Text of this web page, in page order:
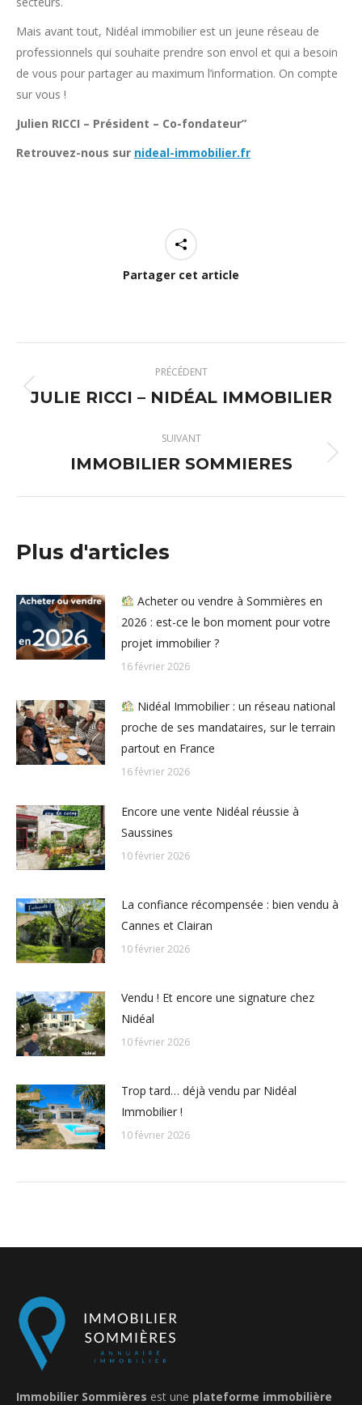
Mais avant tout, Nidéal immobilier est un jeune réseau de
professionnels qui souhaite prendre son envol et qui a besoin
de vous pour partager au maximum l’information. On compte
sur vous !
Julien RICCI – Président – Co-fondateur”
Retrouvez-nous sur nideal-immobilier.fr
Partager cet article
article
PRÉCÉDENT
Article
:
JULIE RICCI – NIDÉAL IMMOBILIER
SUIVANT
Article
IMMOBILIER SOMMIERES
Plus d'articles
Acheter ou vendre à Sommières en
2026 : est-ce le bon moment pour votre
projet immobilier ?
16 février 2026
Nidéal Immobilier : un réseau national
proche de ses mandataires, sur le terrain
partout en France
16 février 2026
Encore une vente Nidéal réussie à
Saussines
10 février 2026
La confiance récompensée : bien vendu à
Cannes et Clairan
10 février 2026
Vendu ! Et encore une signature chez
Nidéal
10 février 2026
Trop tard… déjà vendu par Nidéal
Immobilier !
10 février 2026
Immobilier Sommières est une plateforme immobilière